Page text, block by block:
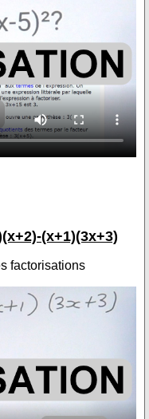
(x+1)(3x+3)
factorisations